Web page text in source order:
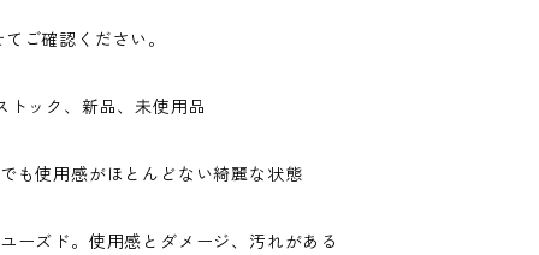
ご確認ください。
トック、新品、未使用品
も使用感がほとんどない綺麗な状態
ーズド。使用感とダメージ、汚れがある